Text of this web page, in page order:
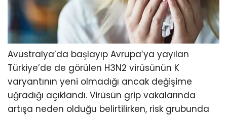
Avustralya’da başlayıp Avrupa’ya yayılan
Türkiye’de de görülen H3N2 virüsünün K
varyantının yeni olmadığı ancak değişime
uğradığı açıklandı. Virüsün grip vakalarında
artışa neden olduğu belirtilirken, risk grubunda